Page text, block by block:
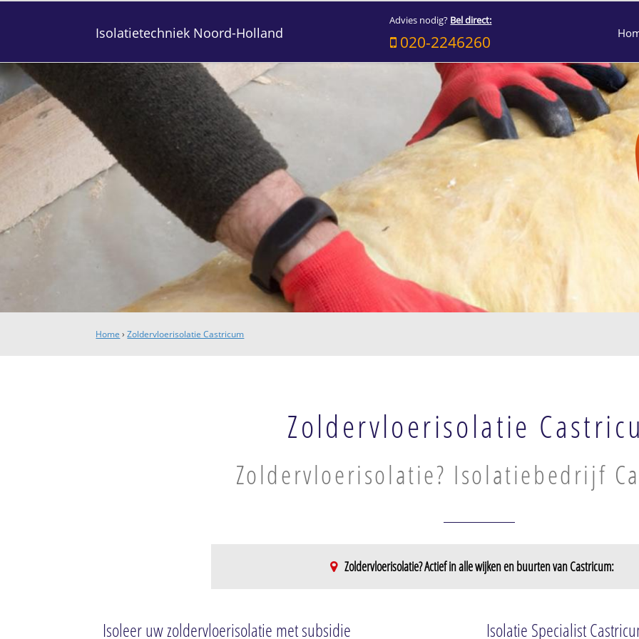
Isolatietechniek Noord-Holland
Advies nodig? Bel direct:
020-2246260
Home ›Zoldervloerisolatie Castricum
Zoldervloerisolatie
Zoldervloerisolatie? Isolatiebedrijf
Zoldervloerisolatie? Actief in alle wijken en buurten van Castricum:
Bakkum-Zuid
Centrum-
Isoleer uw zoldervloerisolatie met subsidie Isolatie Specialist